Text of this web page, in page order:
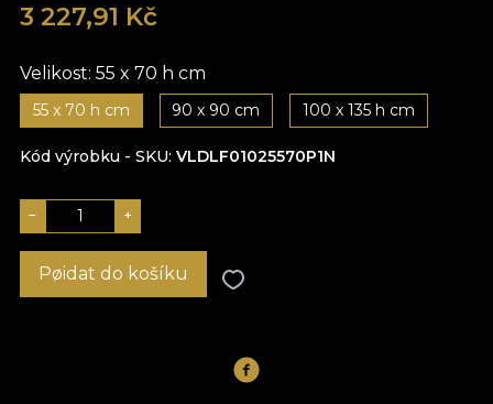
3 227,91 Kč
Velikost: 55 x 70 h cm
55 x 70 h cm 90 x 90 cm 100 x 135 h cm
Kód výrobku - SKU VLDLF01025570P1N
− +
Pøidat do košíku